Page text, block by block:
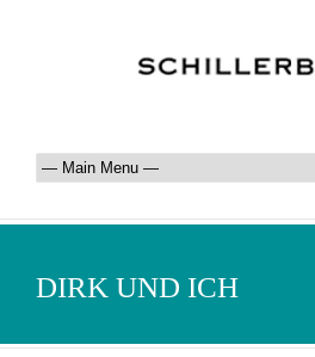
DIRK UND ICH